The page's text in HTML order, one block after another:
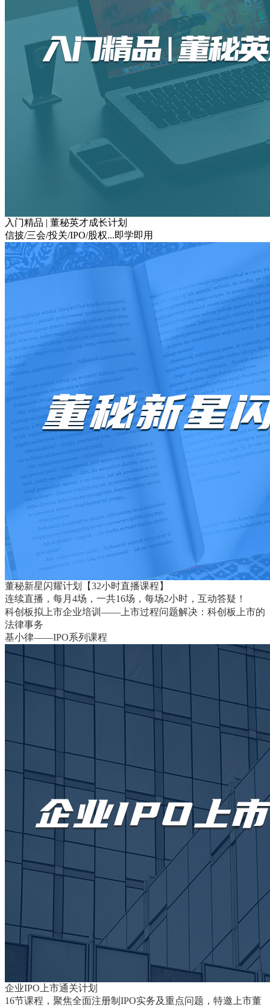
入门精品 | 董秘英才成长计划
信披/三会/投关/IPO/股权...即学即用
董秘新星闪耀计划【32小时直播课程】
连续直播，每月4场，一共16场，每场2小时，互动答疑！
科创板拟上市企业培训——上市过程问题解决：科创板上市的
法律事务
基小律——IPO系列课程
企业IPO上市通关计划
16节课程，聚焦全面注册制IPO实务及重点问题，特邀上市董